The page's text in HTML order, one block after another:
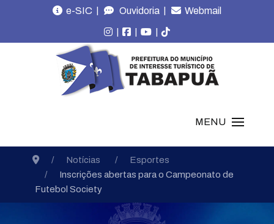
e-SIC | Ouvidoria | Webmail
| | |
MENU
Notícias
Esportes
Inscrições abertas para o Campeonato de
Futebol Society